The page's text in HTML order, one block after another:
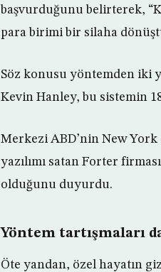
başvurduğunu belirterek,
para birimi bir silaha
Söz konusu yöntemden iki
Kevin Hanley, bu sistemin
Merkezi ABD’nin New
yazılımı satan Forter
olduğunu duyurdu.
Yöntem tartışmaları
Öte yandan, özel hayatın